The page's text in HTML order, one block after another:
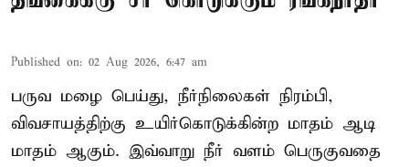
Published on: 02 Aug 2026, 6:47 am
பருவ மழை பெய்து, நீர்நிலைகள் நிரம்பி,
விவசாயத்திற்கு உயிர்கொடுக்கின்ற மாதம் ஆடி
மாதம் ஆகும். இவ்வாறு நீர் வளம் பெருகுவதை